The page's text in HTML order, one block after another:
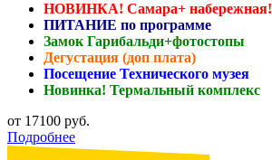
НОВИНКА! Самара+ набережная!
ПИТАНИЕ по программе
Замок Гарибальди+фотостопы
Дегустация (доп плата)
Посещение Технического музея
Новинка! Термальный комплекс
от 17100 руб.
Подробнее